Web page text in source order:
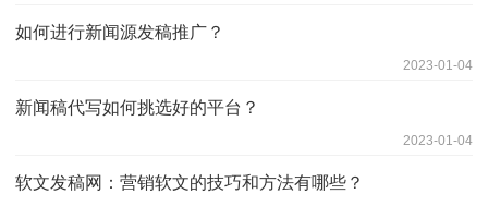
如何进行新闻源发稿推广？
2023-01-04
新闻稿代写如何挑选好的平台？
2023-01-04
软文发稿网：营销软文的技巧和方法有哪些？